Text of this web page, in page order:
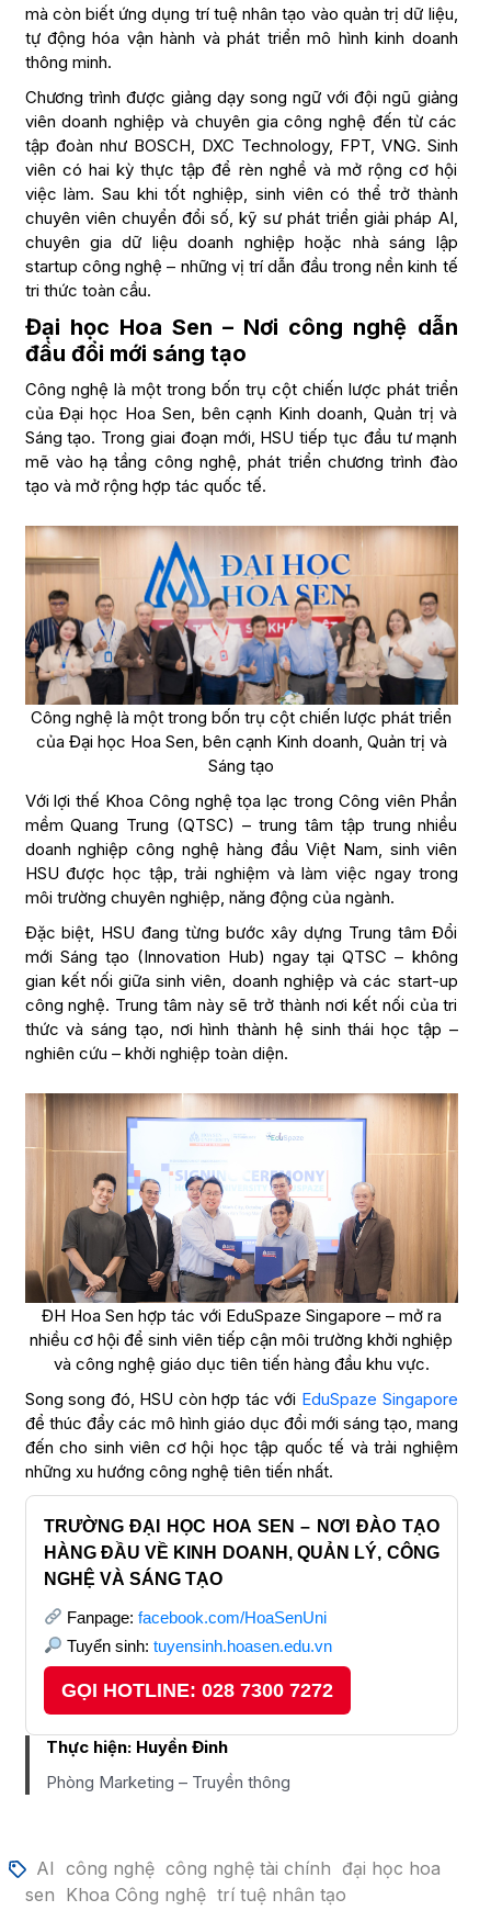
mà còn biết ứng dụng trí tuệ nhân tạo vào quản trị dữ liệu,
tự động hóa vận hành và phát triển mô hình kinh doanh
thông minh.
Chương trình được giảng dạy song ngữ với đội ngũ giảng
viên doanh nghiệp và chuyên gia công nghệ đến từ các
tập đoàn như BOSCH, DXC Technology, FPT, VNG. Sinh
viên có hai kỳ thực tập để rèn nghề và mở rộng cơ hội
việc làm. Sau khi tốt nghiệp, sinh viên có thể trở thành
chuyên viên chuyển đổi số, kỹ sư phát triển giải pháp AI,
chuyên gia dữ liệu doanh nghiệp hoặc nhà sáng lập
startup công nghệ – những vị trí dẫn đầu trong nền kinh tế
tri thức toàn cầu.
Đại học Hoa Sen – Nơi công nghệ dẫn
đầu đổi mới sáng tạo
Công nghệ là một trong bốn trụ cột chiến lược phát triển
của Đại học Hoa Sen, bên cạnh Kinh doanh, Quản trị và
Sáng tạo. Trong giai đoạn mới, HSU tiếp tục đầu tư mạnh
mẽ vào hạ tầng công nghệ, phát triển chương trình đào
tạo và mở rộng hợp tác quốc tế.
Công nghệ là một trong bốn trụ cột chiến lược phát triển
của Đại học Hoa Sen, bên cạnh Kinh doanh, Quản trị và
Sáng tạo
Với lợi thế Khoa Công nghệ tọa lạc trong Công viên Phần
mềm Quang Trung (QTSC) – trung tâm tập trung nhiều
doanh nghiệp công nghệ hàng đầu Việt Nam, sinh viên
HSU được học tập, trải nghiệm và làm việc ngay trong
môi trường chuyên nghiệp, năng động của ngành.
Đặc biệt, HSU đang từng bước xây dựng Trung tâm Đổi
mới Sáng tạo (Innovation Hub) ngay tại QTSC – không
gian kết nối giữa sinh viên, doanh nghiệp và các start-up
công nghệ. Trung tâm này sẽ trở thành nơi kết nối của tri
thức và sáng tạo, nơi hình thành hệ sinh thái học tập –
nghiên cứu – khởi nghiệp toàn diện.
ĐH Hoa Sen hợp tác với EduSpaze Singapore – mở ra
nhiều cơ hội để sinh viên tiếp cận môi trường khởi nghiệp
và công nghệ giáo dục tiên tiến hàng đầu khu vực.
Song song đó, HSU còn hợp tác với EduSpaze Singapore
để thúc đẩy các mô hình giáo dục đổi mới sáng tạo, mang
đến cho sinh viên cơ hội học tập quốc tế và trải nghiệm
những xu hướng công nghệ tiên tiến nhất.
TRƯỜNG ĐẠI HỌC HOA SEN – NƠI ĐÀO TẠO
HÀNG ĐẦU VỀ KINH DOANH, QUẢN LÝ, CÔNG
NGHỆ VÀ SÁNG TẠO
Fanpage: facebook.com/HoaSenUni
Tuyển sinh: tuyensinh.hoasen.edu.vn
GỌI HOTLINE: 028 7300 7272
Thực hiện: Huyền Đinh
Phòng Marketing – Truyền thông
AI công nghệ công nghệ tài chính đại học hoa
sen Khoa Công nghệ trí tuệ nhân tạo